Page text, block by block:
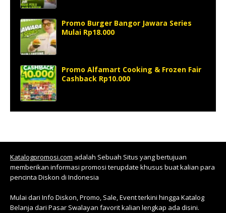
Promo Burger Bangor Jawara Series
Mulai Rp18.000
Promo Alfamart Cooking & Frozen Fair
Cashback Rp10.000
Katalogpromosi.com adalah Sebuah Situs yang bertujuan
memberikan informasi promosi terupdate khusus buat kalian para
pencinta Diskon di Indonesia
Mulai dari Info Diskon, Promo, Sale, Event terkini hingga Katalog
Belanja dari Pasar Swalayan favorit kalian lengkap ada disini.